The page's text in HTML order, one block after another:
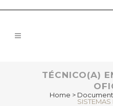
TÉCNICO(A)
Home >